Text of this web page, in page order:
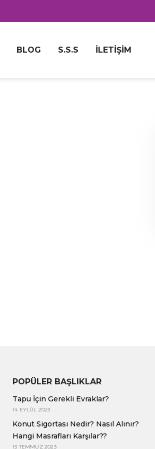
BLOG S.S.S İLETIŞIM
POPÜLER BAŞLIKLAR
Tapu İçin Gerekli Evraklar?
14 EYLÜL 2023
Konut Sigortası Nedir? Nasıl Alınır?
Hangi Masrafları Karşılar??
13 TEMMUZ 2023